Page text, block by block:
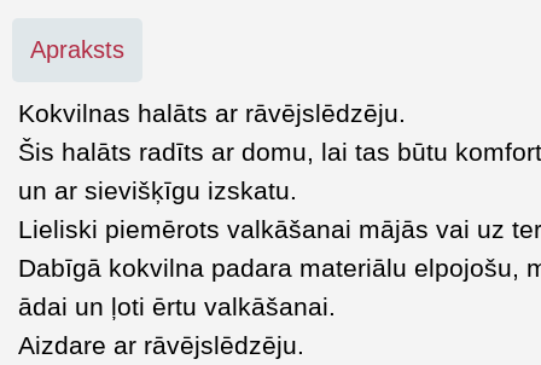
Apraksts
Kokvilnas halāts ar rāvējslēdzēju.
Šis halāts radīts ar domu, lai tas būtu
un ar sievišķīgu izskatu.
Lieliski piemērots valkāšanai mājās vai uz
Dabīgā kokvilna padara materiālu elpojošu,
ādai un ļoti ērtu valkāšanai.
Aizdare ar rāvējslēdzēju.